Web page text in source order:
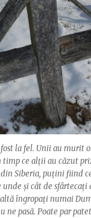
la fel. Unii au murit
ce alții au căzut
Siberia, puțini fiind
unde și cât de sfârtecați
îngropați numai
ne pasă. Poate par